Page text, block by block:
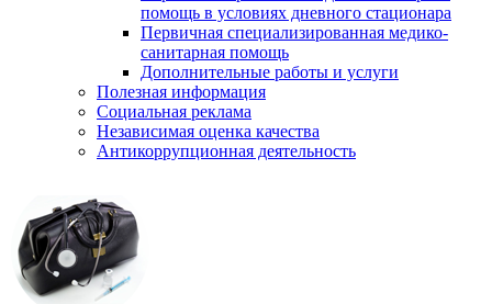
помощь в условиях дневного стационара
Первичная специализированная медико-
санитарная помощь
Дополнительные работы и услуги
Полезная информация
Социальная реклама
Независимая оценка качества
Антикоррупционная деятельность